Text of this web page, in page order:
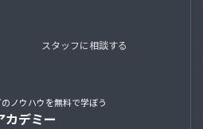
スタッフに相談する
ノウハウを無料で学ぼう
カデミー